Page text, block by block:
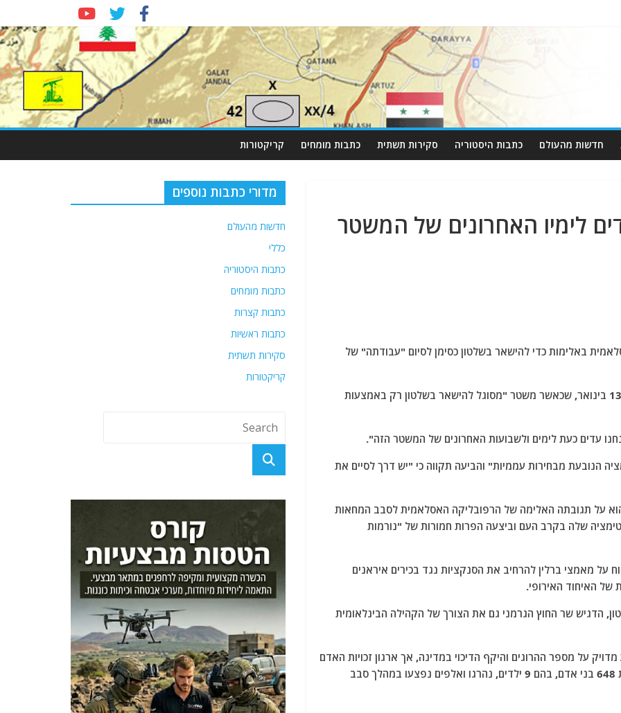
חדשות מהעולם כתבות היסטוריה סקירות תשתית כתבות מומחים קריקטורות
לימיו האחרונים של המשטר
באלימות כדי להישאר בשלטון כסימן לסיום "עבודתה" של
פרידריך מרץ, שנסע להודו, אמר לכתבים ביום שלישי, 13 בינואר, שכאשר משטר "מסוגל להישאר בשלטון רק באמצעות
עדים כעת לימים ולשבועות האחרונים של המשטר הזה".
הנובעת מבחירות עממיות" והביעה תקווה כי "יש דרך לסיים את
על תגובתה האלימה של הרפובליקה האסלאמית לסבב המחאות
שלה בקרב העם וביצעה הפרות חמורות של "נורמות
על מאמצי ברלין להרחיב את הסנקציות נגד בכירים איראנים
של האיחוד האירופי.
הדגיש שר החוץ הגרמני גם את הצורך של הקהילה הבינלאומית
על מספר ההרוגים והיקף הדיכוי במדינה, אך ארגון זכויות האדם
האיראני שבסיסו בנורבגיה הודיע ​​ב-4 בינואר כי לפחות 648 בני אדם, בהם 9 ילדים, נהרגו ואלפים נפצעו במהלך סבב
מדורי כתבות נוספים
חדשות מהעולם
כללי
כתבות היסטוריה
כתבות מומחים
כתבות קצרות
כתבות ראשיות
סקירות תשתית
קריקטורות